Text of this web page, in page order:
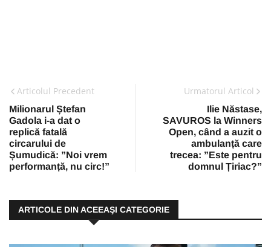
Articolul Precedent
Milionarul Ștefan
Gadola i-a dat o
replică fatală
circarului de
Șumudică: ”Noi vrem
performanță, nu circ!”
Urmatorul Articol
Ilie Năstase,
SAVUROS la Winners
Open, când a auzit o
ambulanță care
trecea: ”Este pentru
domnul Țiriac?”
ARTICOLE DIN ACEEAŞI CATEGORIE